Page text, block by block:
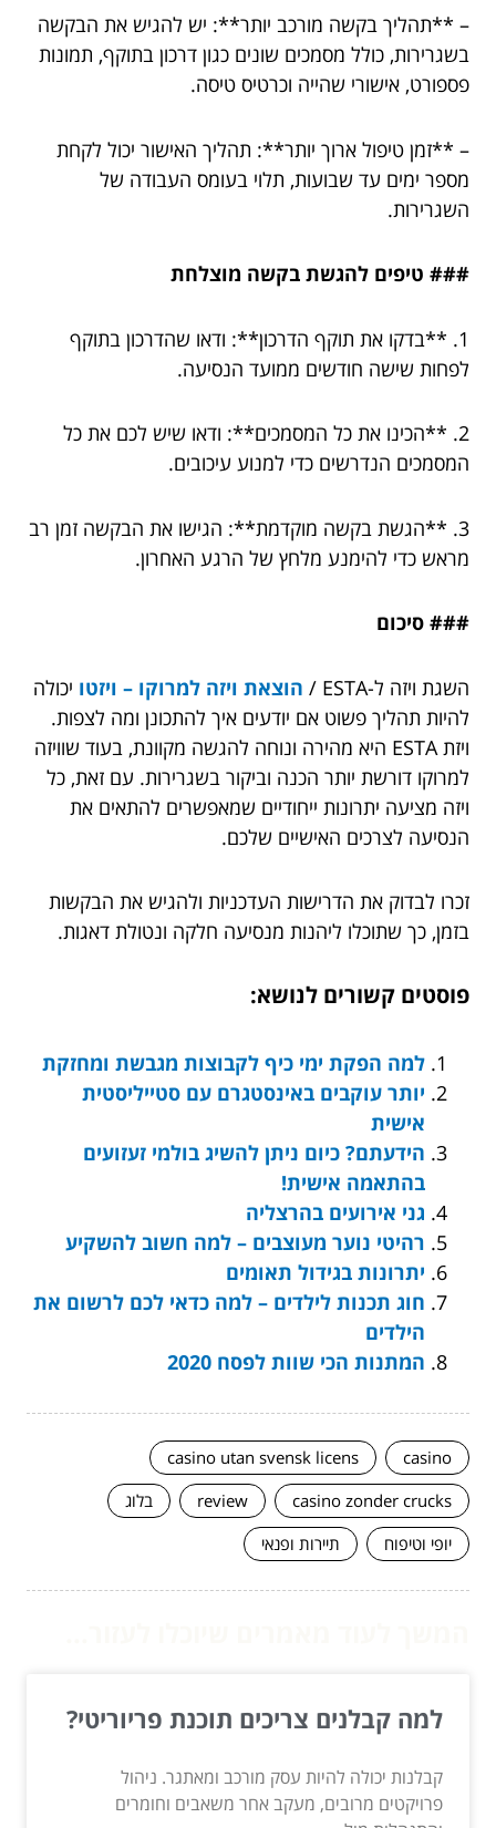
– **תהליך בקשה מורכב יותר**: יש להגיש את הבקשה
בשגרירות, כולל מסמכים שונים כגון דרכון בתוקף, תמונות
פספורט, אישורי שהייה וכרטיס טיסה.
– **זמן טיפול ארוך יותר**: תהליך האישור יכול לקחת
מספר ימים עד שבועות, תלוי בעומס העבודה של
השגרירות.
### טיפים להגשת בקשה מוצלחת
1. **בדקו את תוקף הדרכון**: ודאו שהדרכון בתוקף
לפחות שישה חודשים ממועד הנסיעה.
2. **הכינו את כל המסמכים**: ודאו שיש לכם את כל
המסמכים הנדרשים כדי למנוע עיכובים.
3. **הגשת בקשה מוקדמת**: הגישו את הבקשה זמן רב
מראש כדי להימנע מלחץ של הרגע האחרון.
### סיכום
השגת ויזה ל-ESTA / הוצאת ויזה למרוקו – ויזטו יכולה
להיות תהליך פשוט אם יודעים איך להתכונן ומה לצפות.
ויזת ESTA היא מהירה ונוחה להגשה מקוונת, בעוד שוויזה
למרוקו דורשת יותר הכנה וביקור בשגרירות. עם זאת, כל
ויזה מציעה יתרונות ייחודיים שמאפשרים להתאים את
הנסיעה לצרכים האישיים שלכם.
זכרו לבדוק את הדרישות העדכניות ולהגיש את הבקשות
בזמן, כך שתוכלו ליהנות מנסיעה חלקה ונטולת דאגות.
פוסטים קשורים לנושא:
למה הפקת ימי כיף לקבוצות מגבשת ומחזקת
יותר עוקבים באינסטגרם עם סטייליסטית
אישית
הידעתם? כיום ניתן להשיג בולמי זעזועים
בהתאמה אישית!
גני אירועים בהרצליה
רהיטי נוער מעוצבים – למה חשוב להשקיע
יתרונות בגידול תאומים
חוג תכנות לילדים – למה כדאי לכם לרשום את
הילדים
המתנות הכי שוות לפסח 2020
casino
casino utan svensk licens
casino zonder crucks
review
בלוג
יופי וטיפוח
תיירות ופנאי
למה קבלנים צריכים תוכנת פריוריטי?
קבלנות יכולה להיות עסק מורכב ומאתגר. ניהול
פרויקטים מרובים, מעקב אחר משאבים וחומרים